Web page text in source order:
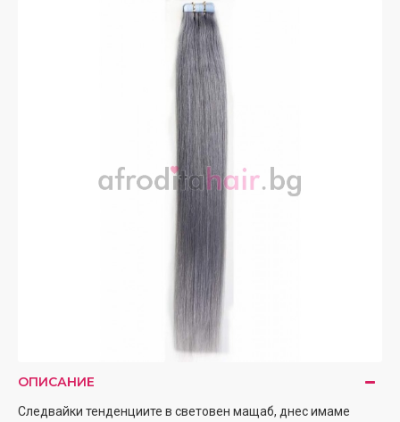
ОПИСАНИЕ
Следвайки тенденциите в световен мащаб, днес имаме